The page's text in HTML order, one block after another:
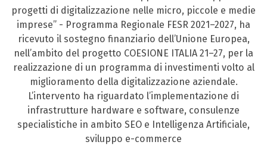
progetti di digitalizzazione nelle micro, piccole e medie
imprese” - Programma Regionale FESR 2021–2027, ha
ricevuto il sostegno finanziario dell’Unione Europea,
nell’ambito del progetto COESIONE ITALIA 21–27, per la
realizzazione di un programma di investimenti volto al
miglioramento della digitalizzazione aziendale.
L’intervento ha riguardato l’implementazione di
infrastrutture hardware e software, consulenze
specialistiche in ambito SEO e Intelligenza Artificiale,
sviluppo e-commerce